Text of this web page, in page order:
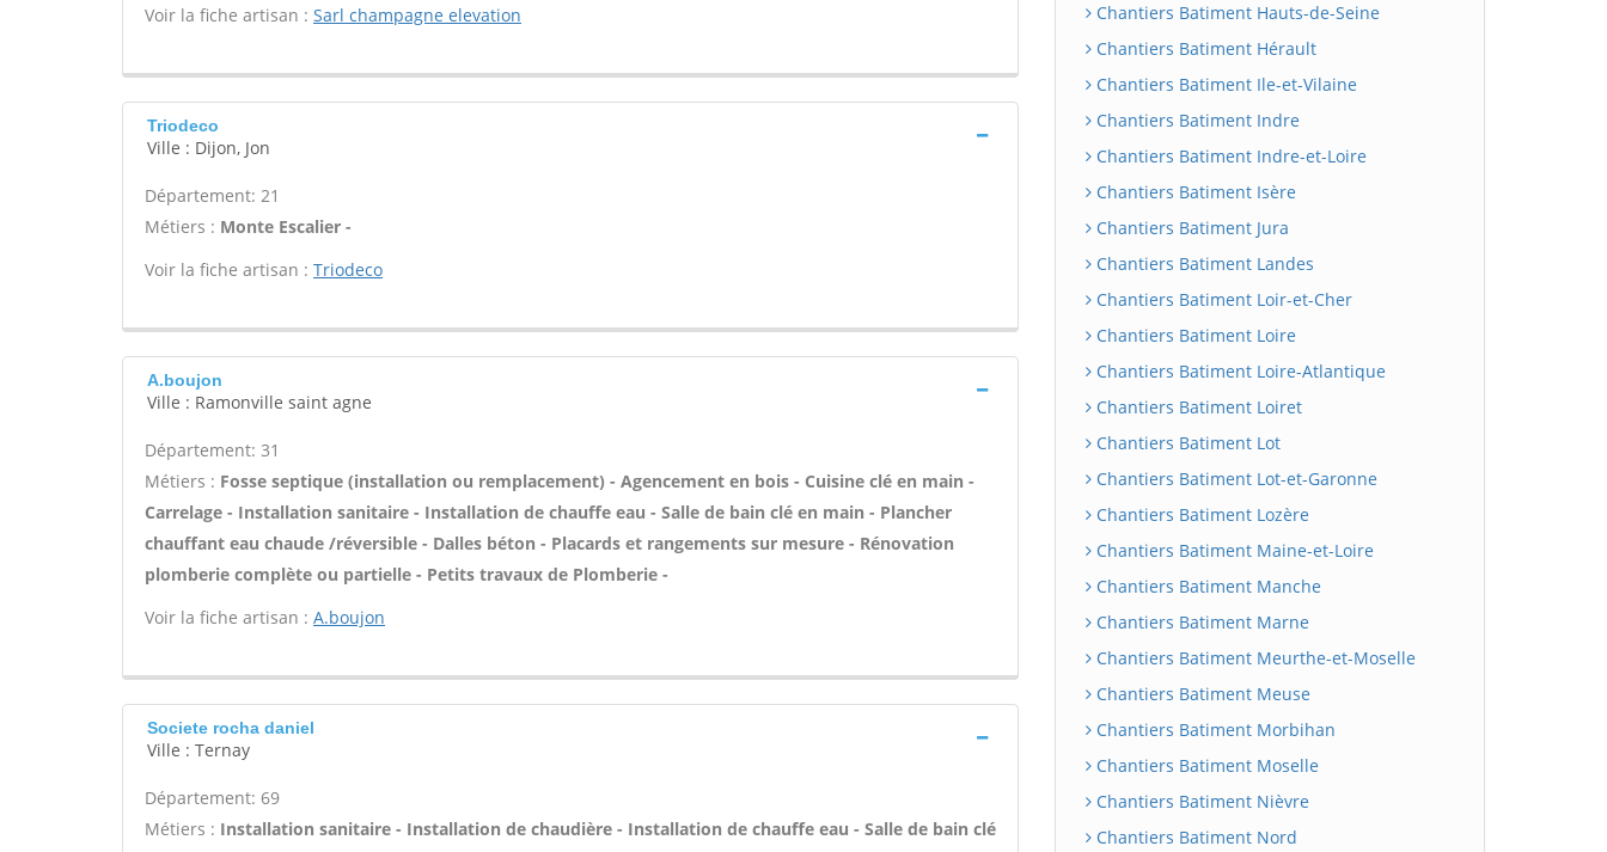
Voir la fiche artisan : Sarl champagne elevation
Triodeco
Ville : Dijon, Jon
Département: 21
Métiers : Monte Escalier -
Voir la fiche artisan : Triodeco
A.boujon
Ville : Ramonville saint agne
Département: 31
Métiers : Fosse septique (installation ou remplacement) - Agencement en bois - Cuisine clé en main -
Carrelage - Installation sanitaire - Installation de chauffe eau - Salle de bain clé en main - Plancher
chauffant eau chaude /réversible - Dalles béton - Placards et rangements sur mesure - Rénovation
plomberie complète ou partielle - Petits travaux de Plomberie -
Voir la fiche artisan : A.boujon
Societe rocha daniel
Ville : Ternay
Département: 69
Métiers : Installation sanitaire - Installation de chaudière - Installation de chauffe eau - Salle de bain clé
Chantiers Batiment Hauts-de-Seine
Chantiers Batiment Hérault
Chantiers Batiment Ile-et-Vilaine
Chantiers Batiment Indre
Chantiers Batiment Indre-et-Loire
Chantiers Batiment Isère
Chantiers Batiment Jura
Chantiers Batiment Landes
Chantiers Batiment Loir-et-Cher
Chantiers Batiment Loire
Chantiers Batiment Loire-Atlantique
Chantiers Batiment Loiret
Chantiers Batiment Lot
Chantiers Batiment Lot-et-Garonne
Chantiers Batiment Lozère
Chantiers Batiment Maine-et-Loire
Chantiers Batiment Manche
Chantiers Batiment Marne
Chantiers Batiment Meurthe-et-Moselle
Chantiers Batiment Meuse
Chantiers Batiment Morbihan
Chantiers Batiment Moselle
Chantiers Batiment Nièvre
Chantiers Batiment Nord